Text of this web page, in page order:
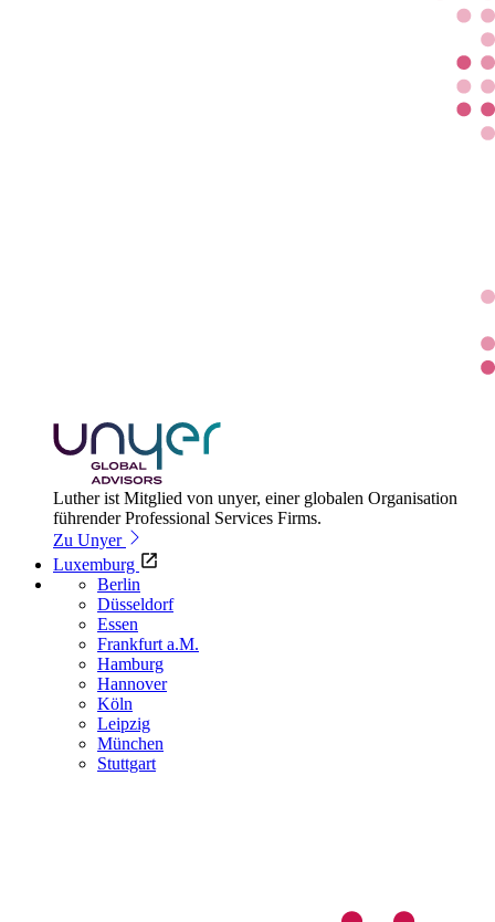
Luther ist Mitglied von unyer, einer globalen Organisation
führender Professional Services Firms.
Zu Unyer
Luxemburg
Berlin
Düsseldorf
Essen
Frankfurt a.M.
Hamburg
Hannover
Köln
Leipzig
München
Stuttgart